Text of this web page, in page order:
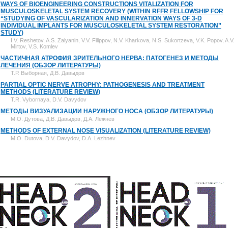
WAYS OF BIOENGINEERING CONSTRUCTIONS VITALIZATION FOR
MUSCULOSKELETAL SYSTEM RECOVERY (WITHIN RFFR FELLOWSHIP FOR
“STUDYING OF VASCULARIZATION AND INNERVATION WAYS OF 3-D
INDIVIDUAL IMPLANTS FOR MUSCULOSKELETAL SYSTEM RESTORATION”
STUDY)
I.V. Reshetov, A.S. Zalyanin, V.V. Filippov, N.V. Kharkova, N.S. Sukortzeva, V.K. Popov, A.V.
Mirtov, V.S. Komlev
ЧАСТИЧНАЯ АТРОФИЯ ЗРИТЕЛЬНОГО НЕРВА: ПАТОГЕНЕЗ И МЕТОДЫ
ЛЕЧЕНИЯ (ОБЗОР ЛИТЕРАТУРЫ)
Т.Р. Выборная, Д.В. Давыдов
PARTIAL OPTIC NERVE ATROPHY: PATHOGENESIS AND TREATMENT
METHODS (LITERATURE REVIEW)
T.R. Vybornaya, D.V. Davydov
МЕТОДЫ ВИЗУАЛИЗАЦИИ НАРУЖНОГО НОСА (ОБЗОР ЛИТЕРАТУРЫ)
М.О. Дутова, Д.В. Давыдов, Д.А. Лежнев
METHODS OF EXTERNAL NOSE VISUALIZATION (LITERATURE REVIEW)
M.O. Dutova, D.V. Davydov, D.A. Lezhnev